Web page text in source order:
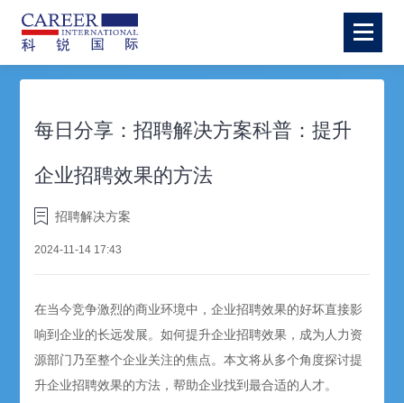
每日分享：招聘解决方案科普：提升
企业招聘效果的方法
招聘解决方案
2024-11-14 17:43
在当今竞争激烈的商业环境中，企业招聘效果的好坏直接影
响到企业的长远发展。如何提升企业招聘效果，成为人力资
源部门乃至整个企业关注的焦点。本文将从多个角度探讨提
升企业招聘效果的方法，帮助企业找到最合适的人才。